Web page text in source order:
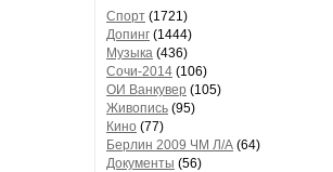
Спорт (1721)
Допинг (1444)
Музыка (436)
Сочи-2014 (106)
ОИ Ванкувер (105)
Живопись (95)
Кино (77)
Берлин 2009 ЧМ Л/А (64)
Документы (56)